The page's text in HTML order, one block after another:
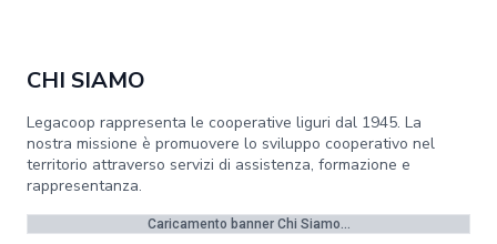
CHI SIAMO
Legacoop rappresenta le cooperative liguri dal 1945. La
nostra missione è promuovere lo sviluppo cooperativo nel
territorio attraverso servizi di assistenza, formazione e
rappresentanza.
Caricamento banner Chi Siamo...